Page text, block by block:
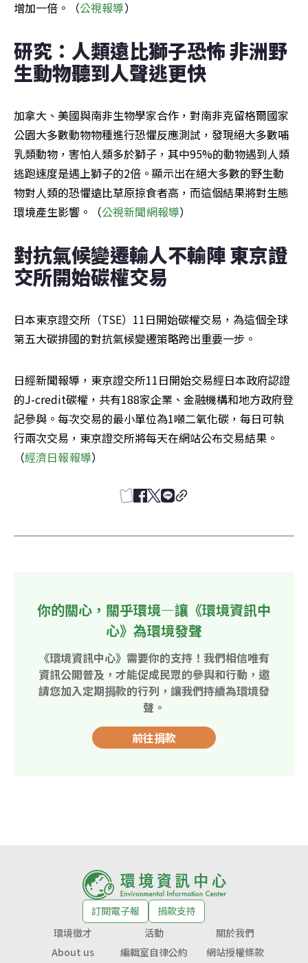
增加一倍。（公視報導）
研究：人類遠比獅子恐怖 非洲野
生動物聽到人聲逃更快
加拿大、美國與南非生物學家合作，對南非克留格爾國家
公園大多數動物物種進行恐懼反應測試，發現絕大多數哺
乳類動物，害怕人類多於獅子，其中95%的動物遇到人類
逃跑速度是遇上獅子的2倍。顯示出在絕大多數的野生動
物對人類的恐懼遠比草原掠食者高，而這個結果將對生態
環境產生影響。（公視新聞網報導）
對抗氣候變遷輸人不輸陣 東京證
交所開始碳權交易
日本東京證交所（TSE）11日開始碳權交易，為這個全球
第五大碳排國的對抗氣候變遷策略跨出重要一步。
日經新聞報導，東京證交所11日開始交易經日本政府認證
的J-credit碳權，共有188家企業、金融機構和地方政府登
記參與。每次交易的最小單位為1噸二氧化碳，每日可執
行兩次交易，東京證交所將每天在網站公布交易結果。
（經濟日報報導）
你的關心，關乎環境—讓《環境資訊中
心》為環境發聲
《環境資訊中心》需要你的支持！我們相信唯有
資訊公開普及，才能促成民眾的參與和行動，邀
請您加入定期捐款的行列，讓我們持續為環境發
聲。
前往捐款
訂閱電子報
捐款支持
環境徵才
活動
關於我們
About us
編輯室自律公約 網站授權條款